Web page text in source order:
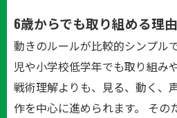
6歳からでも取り組める理由
動きのルールが比較的シンプル
児や小学校低学年でも取り組み
戦術理解よりも、見る、動く、
作を中心に進められます。 その